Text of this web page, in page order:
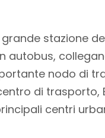
stazione
nodo di
di
centri